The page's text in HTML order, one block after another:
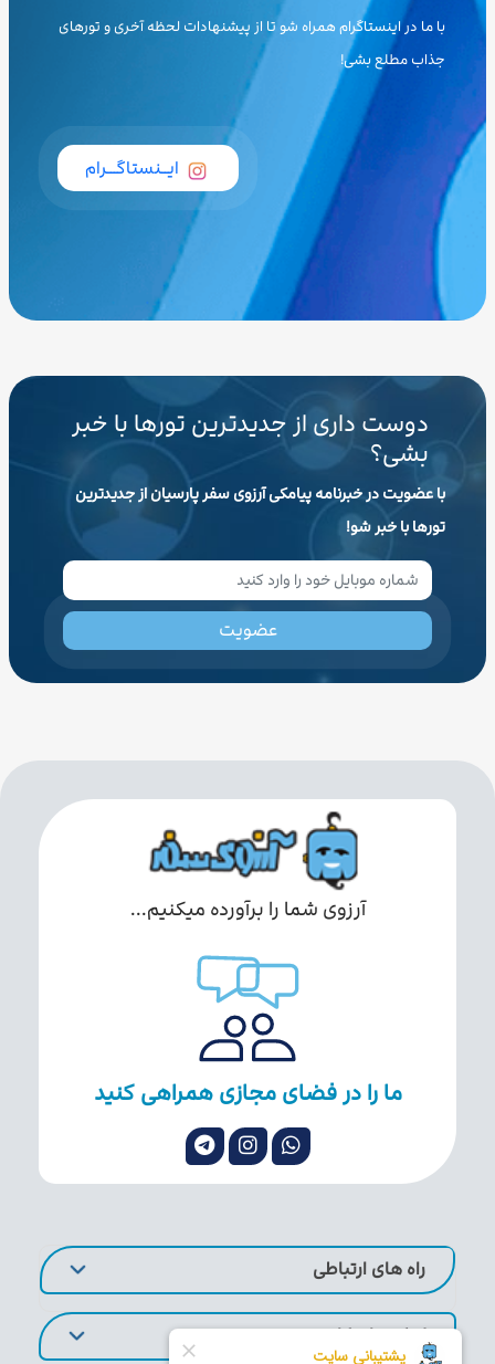
با ما در اینستاگرام همراه شو تا از پیشنهادات لحظه آخری و تورهای
جذاب مطلع بشی!
ایــنستاگـــرام
دوست داری از جدیدترین تورها با خبر
بشی؟
با عضویت در خبرنامه پیامکی آرزوی سفر پارسیان از جدیدترین
تورها با خبر شو!
عضویت
آرزوی شما را برآورده میکنیم...
ما را در فضای مجازی همراهی کنید
راه های ارتباطی
لینک های کاربردی